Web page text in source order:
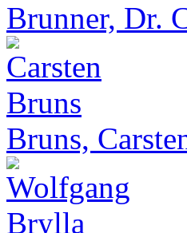
Brunner, Dr.
Bruns,